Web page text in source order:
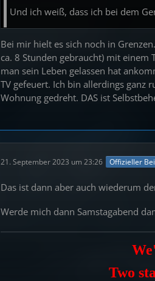
Und ich weiß, dass ich bei dem
Bei mir hielt es sich noch in
ca. 8 Stunden gebraucht) mit
man sein Leben gelassen hat
TV gefeuert. Ich bin allerdings ganz
Wohnung gedreht. DAS ist
21. September 2023 um 23:26 Offizieller
Das ist dann aber auch wiederum
Werde mich dann Samstagabend
Two